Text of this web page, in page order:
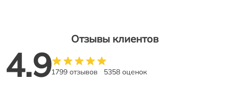
Отзывы клиентов
4.91799 отзывов 5358 оценок